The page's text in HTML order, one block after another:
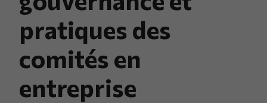
pratiques des
comités en
entreprise